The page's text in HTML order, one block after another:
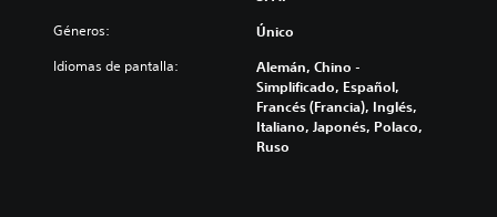
Géneros: Único
Idiomas de pantalla:
Alemán, Chino -
Simplificado, Español,
Francés (Francia), Inglés,
Italiano, Japonés, Polaco,
Ruso